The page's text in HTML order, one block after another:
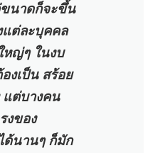
ขนาดก็จะขึ้น
ต่ละบุคคล
หญ่ๆ ในงบ
งเป็น สร้อย
แต่บางคน
งของ
ด้นานๆ ก็มัก